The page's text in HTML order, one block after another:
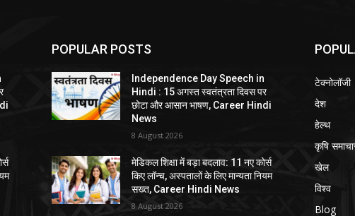
POPULAR POSTS
Independence Day Speech in
Hindi : 15 अगस्त स्वतंत्रता दिवस पर
छोटा और आसान भाषण, Career Hindi
News
8 August 2026
मेडिकल शिक्षा में बड़ा बदलाव: 11 नए कोर्स
किए लॉन्च, अस्पतालों के लिए मान्यता नियम
सख्त, Career Hindi News
8 August 2026
टेक्नोलॉजी
देश
हेल्थ
कृषि
खेल
विश्व
Blog